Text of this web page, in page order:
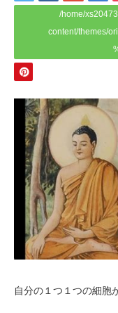
/home/
content/themes/
自分の１つ１つの細胞